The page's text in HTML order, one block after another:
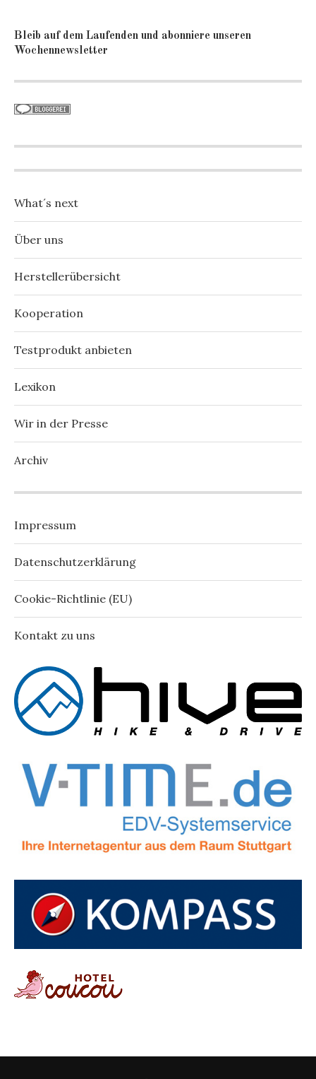
Bleib auf dem Laufenden und abonniere unseren
Wochennewsletter
What´s next
Über uns
Herstellerübersicht
Kooperation
Testprodukt anbieten
Lexikon
Wir in der Presse
Archiv
Impressum
Datenschutzerklärung
Cookie-Richtlinie (EU)
Kontakt zu uns